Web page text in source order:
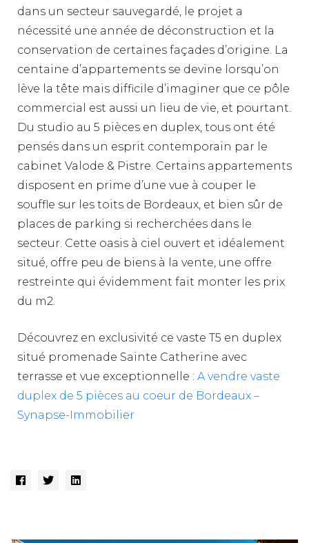
dans un secteur sauvegardé, le projet a
nécessité une année de déconstruction et la
conservation de certaines façades d’origine. La
centaine d’appartements se devine lorsqu’on
lève la tête mais difficile d’imaginer que ce pôle
commercial est aussi un lieu de vie, et pourtant.
Du studio au 5 pièces en duplex, tous ont été
pensés dans un esprit contemporain par le
cabinet Valode & Pistre. Certains appartements
disposent en prime d’une vue à couper le
souffle sur les toits de Bordeaux, et bien sûr de
places de parking si recherchées dans le
secteur. Cette oasis à ciel ouvert et idéalement
situé, offre peu de biens à la vente, une offre
restreinte qui évidemment fait monter les prix
du m2.
Découvrez en exclusivité ce vaste T5 en duplex
situé promenade Sainte Catherine avec
terrasse et vue exceptionnelle : A vendre vaste
duplex de 5 pièces au coeur de Bordeaux –
Synapse-Immobilier